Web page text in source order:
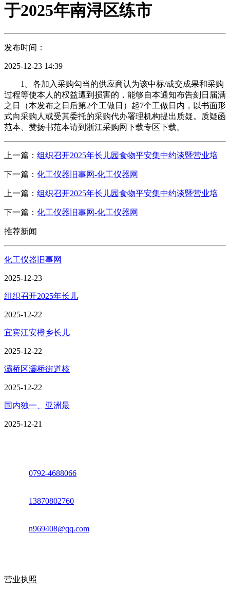
于2025年南浔区练市
发布时间：
2025-12-23 14:39
1。各加入采购勾当的供应商认为该中标/成交成果和采购
过程等使本人的权益遭到损害的，能够自本通知布告刻日届满
之日（本发布之日后第2个工做日）起7个工做日内，以书面形
式向采购人或受其委托的采购代办署理机构提出质疑。质疑函
范本、赞扬书范本请到浙江采购网下载专区下载。
上一篇： 组织召开2025年长儿园食物平安集中约谈暨营业培
下一篇： 化工仪器旧事网-化工仪器网
上一篇： 组织召开2025年长儿园食物平安集中约谈暨营业培
下一篇： 化工仪器旧事网-化工仪器网
推荐新闻
化工仪器旧事网
2025-12-23
组织召开2025年长儿
2025-12-22
宜宾江安橙乡长儿
2025-12-22
灞桥区灞桥街道核
2025-12-22
国内独一、亚洲最
2025-12-21
0792-4688066
13870802760
n969408@qq.com
营业执照